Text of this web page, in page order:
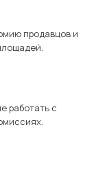
продавцов и
работать с